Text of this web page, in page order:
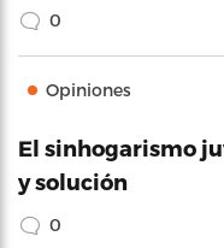
0
Opiniones
El sinhogarismo
y solución
0